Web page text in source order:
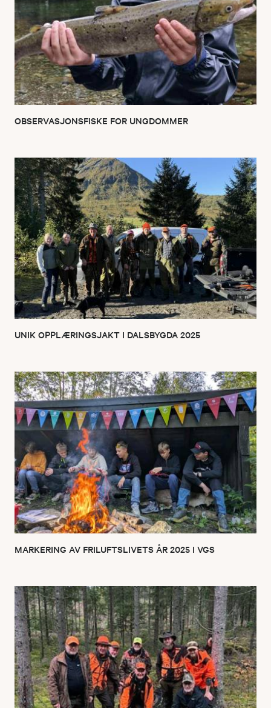
OBSERVASJONSFISKE FOR UNGDOMMER
UNIK OPPLÆRINGSJAKT I DALSBYGDA 2025
MARKERING AV FRILUFTSLIVETS ÅR 2025 I VGS